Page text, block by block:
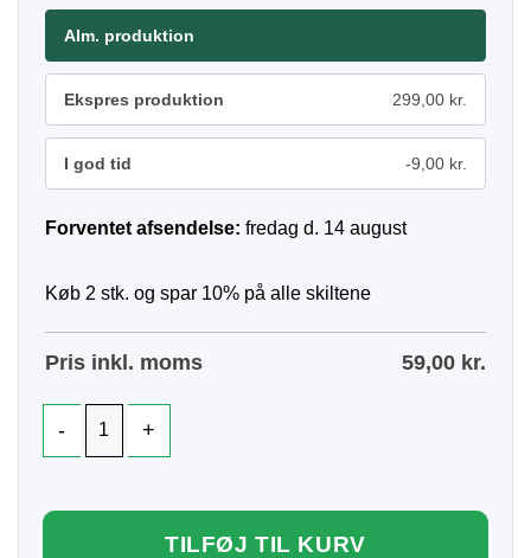
Alm. produktion
Ekspres produktion 299,00 kr.
I god tid -9,00 kr.
Forventet afsendelse: fredag d. 14 august
Køb 2 stk. og spar 10% på alle skiltene
Pris inkl. moms 59,00 kr.
TILFØJ TIL KURV